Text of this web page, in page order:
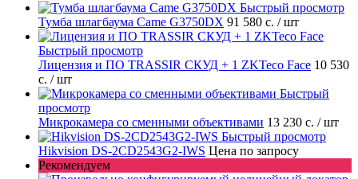
Быстрый просмотр
Тумба шлагбаума Came G3750DX 91 580 с. / шт
Быстрый просмотр
Лицензия и ПО TRASSIR СКУД + 1 ZKTeco Face 10 530
с. / шт
Быстрый
просмотр
Микрокамера со сменными объективами 13 230 с. / шт
Быстрый просмотр
Hikvision DS-2CD2543G2-IWS Цена по запросу
Рекомендуем